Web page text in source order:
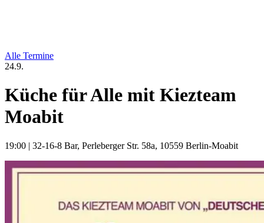
Alle Termine
24.9.
Küche für Alle mit Kiezteam
Moabit
19:00 | 32-16-8 Bar, Perleberger Str. 58a, 10559 Berlin-Moabit